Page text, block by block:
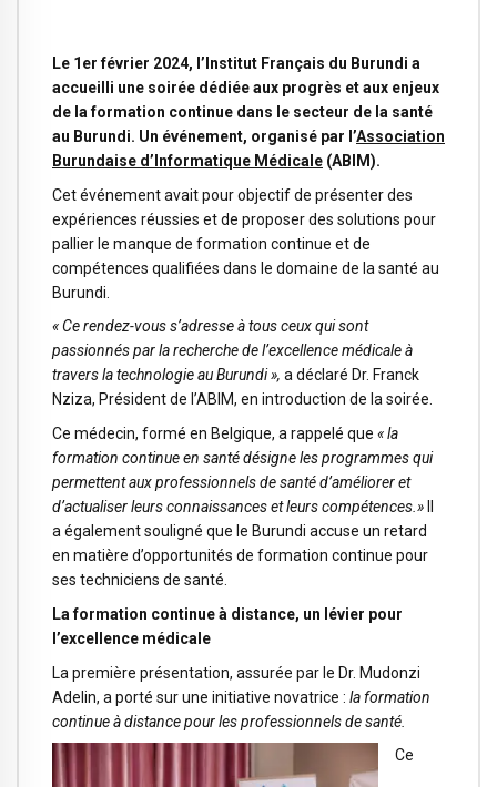
Le 1er février 2024, l’Institut Français du Burundi a
accueilli une soirée dédiée aux progrès et aux enjeux
de la formation continue dans le secteur de la santé
au Burundi. Un événement, organisé par l’Association
Burundaise d’Informatique Médicale (ABIM).
Cet événement avait pour objectif de présenter des
expériences réussies et de proposer des solutions pour
pallier le manque de formation continue et de
compétences qualifiées dans le domaine de la santé au
Burundi.
« Ce rendez-vous s’adresse à tous ceux qui sont
passionnés par la recherche de l’excellence médicale à
travers la technologie au Burundi », a déclaré Dr. Franck
Nziza, Président de l’ABIM, en introduction de la soirée.
Ce médecin, formé en Belgique, a rappelé que « la
formation continue en santé désigne les programmes qui
permettent aux professionnels de santé d’améliorer et
d’actualiser leurs connaissances et leurs compétences.»
a également souligné que le Burundi accuse un retard
en matière d’opportunités de formation continue pour
ses techniciens de santé.
La formation continue à distance, un lévier pour
l’excellence médicale
La première présentation, assurée par le Dr. Mudonzi
Adelin, a porté sur une initiative novatrice : la formation
continue à distance pour les professionnels de santé.
Ce